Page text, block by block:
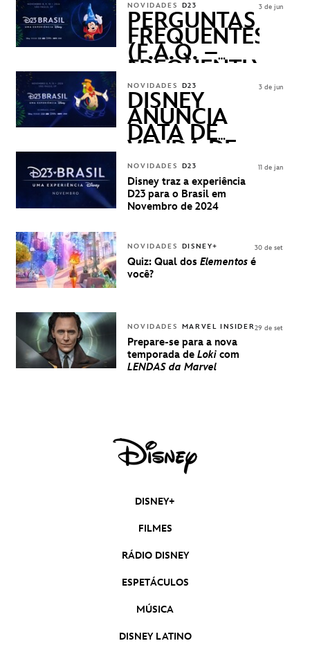
NOVIDADES D23
PERGUNTAS
FREQUENTES
(F.A.Q. –
FREQUENTLY
ASKED
QUESTIONS)
3 de jun
NOVIDADES D23
DISNEY
ANUNCIA
DATA DE
VENDA DE
INGRESSOS
PARA A D23
BRASIL -
UMA
DISNEY
3 de jun
NOVIDADES D23
Disney traz a experiência
D23 para o Brasil em
Novembro de 2024
11 de jan
NOVIDADES DISNEY+
Quiz: Qual dos Elementos é
você?
30 de set
NOVIDADES MARVEL INSIDER
Prepare-se para a nova
temporada de Loki com
LENDAS da Marvel
29 de set
DISNEY+
FILMES
RÁDIO DISNEY
ESPETÁCULOS
MÚSICA
DISNEY LATINO